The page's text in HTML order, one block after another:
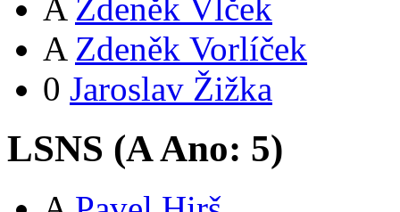
A Zdeněk Vlček
A Zdeněk Vorlíček
0 Jaroslav Žižka
LSNS (AAno: 5)